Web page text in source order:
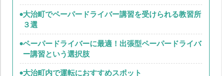
大治町でペーパードライバー講習を受けられる教習所
３選
ペーパードライバーに最適！出張型ペーパードライバ
ー講習という選択肢
大治町内で運転におすすめスポット